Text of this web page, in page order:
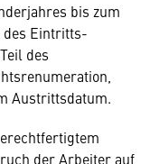
bis zum
Eintritts-
des
Austrittsdatum.
der Arbeiter auf